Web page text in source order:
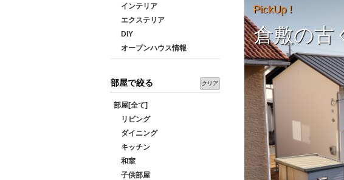
インテリア
エクステリア
DIY
オープンハウス情報
部屋で絞る クリア
部屋[全て]
リビング
ダイニング
キッチン
和室
子供部屋
PickUp !
倉敷の古